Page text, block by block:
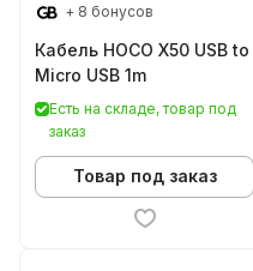
+ 8 бонусов
Кабель HOCO X50 USB to
Micro USB 1m
Есть на складе, товар под
заказ
Товар под заказ